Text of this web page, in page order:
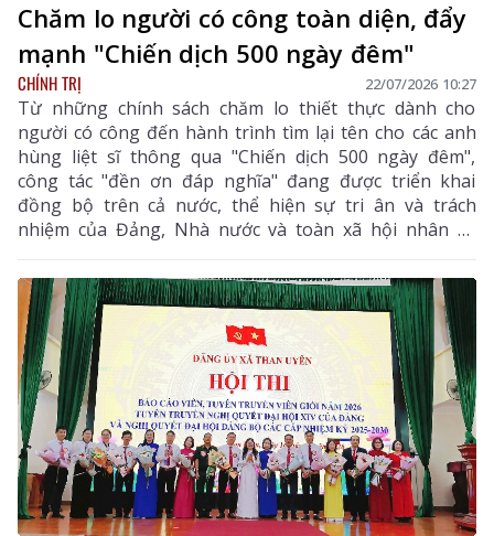
Chăm lo người có công toàn diện, đẩy
mạnh "Chiến dịch 500 ngày đêm"
CHÍNH TRỊ 22/07/2026 10:27
Từ những chính sách chăm lo thiết thực dành cho
người có công đến hành trình tìm lại tên cho các anh
hùng liệt sĩ thông qua "Chiến dịch 500 ngày đêm",
công tác "đền ơn đáp nghĩa" đang được triển khai
đồng bộ trên cả nước, thể hiện sự tri ân và trách
nhiệm của Đảng, Nhà nước và toàn xã hội nhân kỷ
niệm 79 năm Ngày Thương binh - Liệt sĩ, đồng thời
hướng tới dấu mốc 80 năm của ngày lễ tri ân đặc biệt
này.